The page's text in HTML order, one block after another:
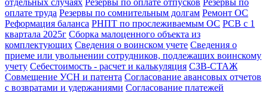
отдельных случаях Резервы по оплате отпусков Резервы по
оплате труда Резервы по сомнительным долгам Ремонт ОС
Реформация баланса РНПТ по прослеживаемым ОС РСВ с 1
квартала 2025г Сборка малоценного объекта из
комплектующих Сведения о воинском учете Сведения о
приеме или увольнении сотрудников, подлежащих воинскому
учету Себестоимость - расчет и калькуляция СЗВ-СТАЖ
Совмещение УСН и патента Согласование авансовых отчетов
с возвратами и удержаниями Согласование платежей